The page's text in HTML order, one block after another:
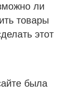
ли
товары
этот
была